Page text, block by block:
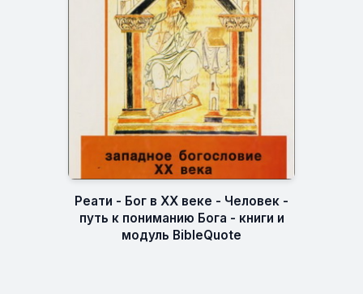
Реати - Бог в XX веке - Человек -
путь к пониманию Бога - книги и
модуль BibleQuote